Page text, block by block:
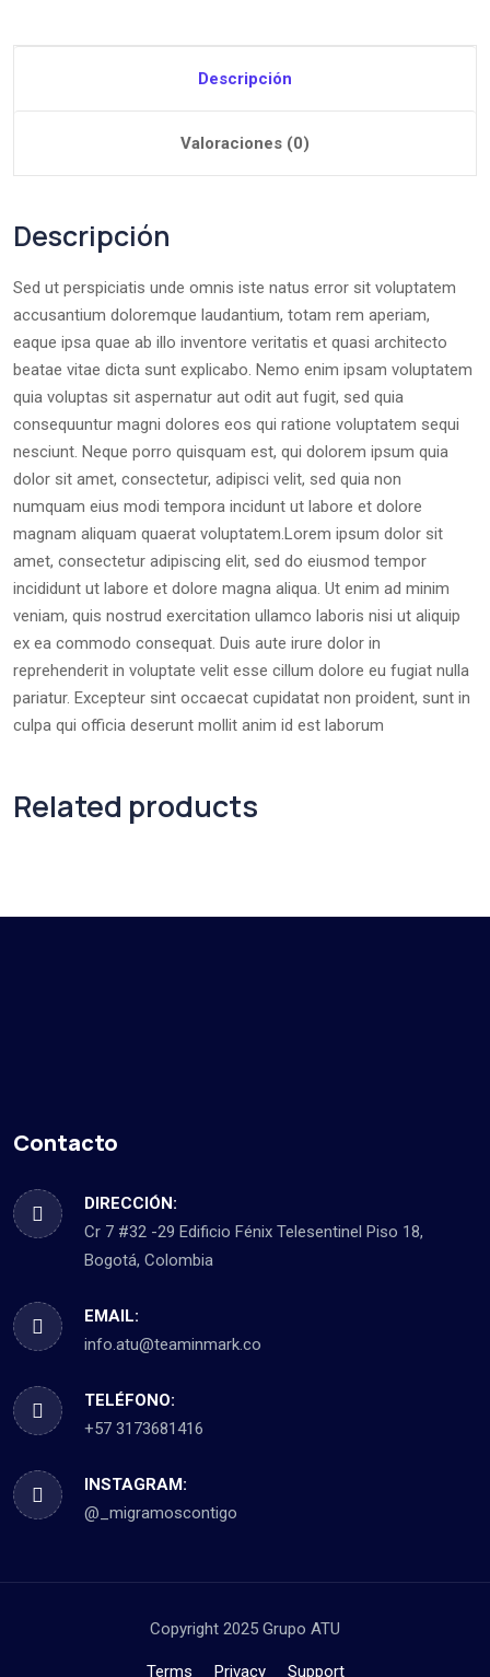
Descripción
Valoraciones (0)
Descripción
Sed ut perspiciatis unde omnis iste natus error sit voluptatem
accusantium doloremque laudantium, totam rem aperiam,
eaque ipsa quae ab illo inventore veritatis et quasi architecto
beatae vitae dicta sunt explicabo. Nemo enim ipsam voluptatem
quia voluptas sit aspernatur aut odit aut fugit, sed quia
consequuntur magni dolores eos qui ratione voluptatem sequi
nesciunt. Neque porro quisquam est, qui dolorem ipsum quia
dolor sit amet, consectetur, adipisci velit, sed quia non
numquam eius modi tempora incidunt ut labore et dolore
magnam aliquam quaerat voluptatem.Lorem ipsum dolor sit
amet, consectetur adipiscing elit, sed do eiusmod tempor
incididunt ut labore et dolore magna aliqua. Ut enim ad minim
veniam, quis nostrud exercitation ullamco laboris nisi ut aliquip
ex ea commodo consequat. Duis aute irure dolor in
reprehenderit in voluptate velit esse cillum dolore eu fugiat nulla
pariatur. Excepteur sint occaecat cupidatat non proident, sunt in
culpa qui officia deserunt mollit anim id est laborum
Related products
Contacto
DIRECCIÓN:
Cr 7 #32 -29 Edificio Fénix Telesentinel Piso 18,
Bogotá, Colombia
EMAIL:
info.atu@teaminmark.co
TELÉFONO:
+57 3173681416
INSTAGRAM:
@_migramoscontigo
Copyright 2025 Grupo ATU
Terms Privacy Support